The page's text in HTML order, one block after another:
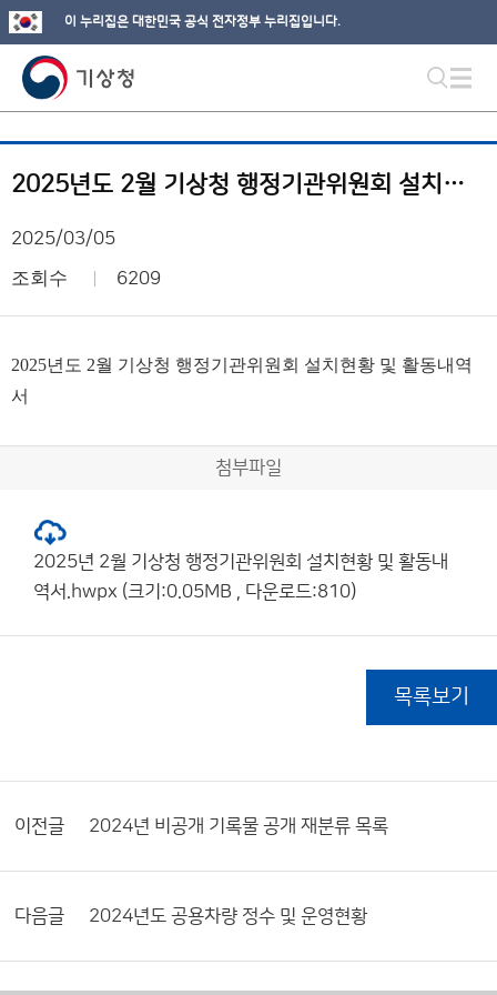
이 누리집은 대한민국 공식 전자정부 누리집입니다.
2025년도 2월 기상청 행정기관위원회 설치현황 및 활동내역서
2025/03/05
조회수 6209
2025년도 2월 기상청 행정기관위원회 설치현황 및 활동내역
서
첨부파일
2025년 2월 기상청 행정기관위원회 설치현황 및 활동내
역서.hwpx (크기:0.05MB , 다운로드:810)
목록보기
이전글 2024년 비공개 기록물 공개 재분류 목록
다음글 2024년도 공용차량 정수 및 운영현황